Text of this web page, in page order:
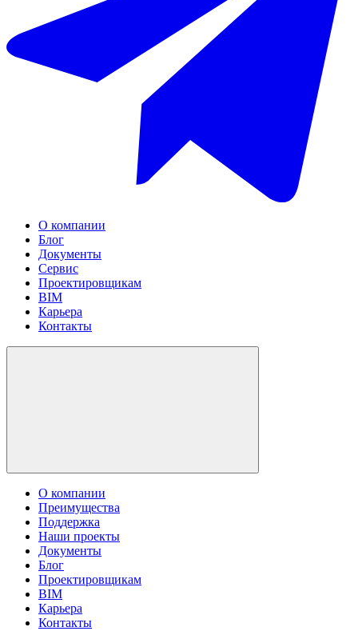
О компании
Блог
Документы
Сервис
Проектировщикам
BIM
Карьера
Контакты
О компании
Преимущества
Поддержка
Наши проекты
Документы
Блог
Проектировщикам
BIM
Карьера
Контакты